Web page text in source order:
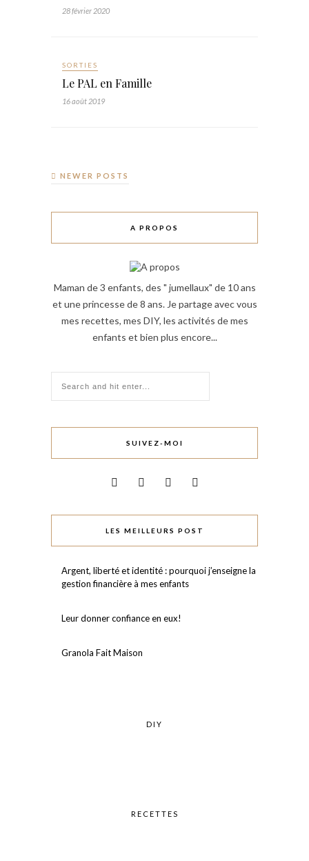
28 février 2020
SORTIES
Le PAL en Famille
16 août 2019
NEWER POSTS
A PROPOS
Maman de 3 enfants, des " jumellaux" de 10 ans
et une princesse de 8 ans. Je partage avec vous
mes recettes, mes DIY, les activités de mes
enfants et bien plus encore...
SUIVEZ-MOI
LES MEILLEURS POST
Argent, liberté et identité : pourquoi j’enseigne la
gestion financière à mes enfants
Leur donner confiance en eux!⠀
Granola Fait Maison
DIY
RECETTES